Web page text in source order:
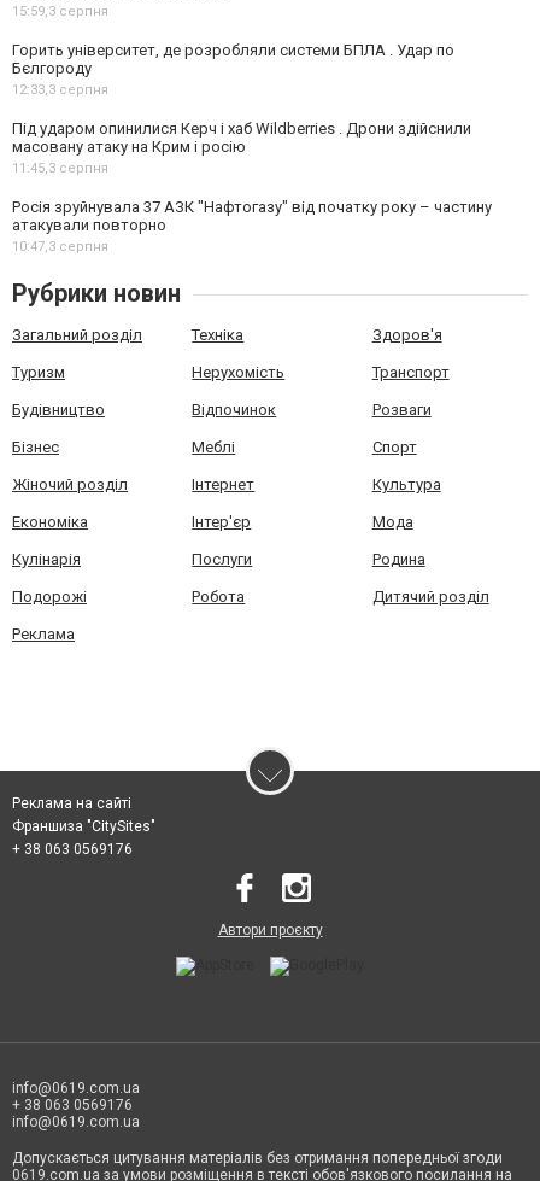
15:59,3 серпня
Горить університет, де розробляли системи БПЛА . Удар по
Бєлгороду
12:33,3 серпня
Під ударом опинилися Керч і хаб Wildberries . Дрони здійснили
масовану атаку на Крим і росію
11:45,3 серпня
Росія зруйнувала 37 АЗК "Нафтогазу" від початку року – частину
атакували повторно
10:47,3 серпня
Рубрики новин
Загальний розділ Техніка Здоров'я
Туризм Нерухомість Транспорт
Будівництво Відпочинок Розваги
Бізнес Меблі Спорт
Жіночий розділ Інтернет Культура
Економіка Інтер'єр Мода
Кулінарія Послуги Родина
Подорожі Робота Дитячий розділ
Реклама
Реклама на сайті
Франшиза "CitySites"
+ 38 063 0569176
Автори проєкту
info@0619.com.ua
+ 38 063 0569176
info@0619.com.ua
Допускається цитування матеріалів без отримання попередньої згоди
0619.com.ua за умови розміщення в тексті обов'язкового посилання на